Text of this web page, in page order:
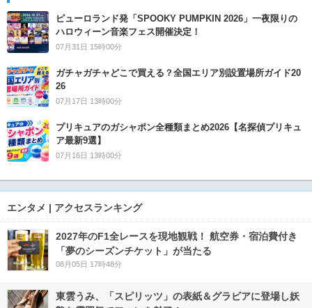
ピューロランド発「SPOOKY PUMPKIN 2026」一夜限りの
ハロウィーン音楽フェス開催決定！
07月31日 15時00分
ガチャガチャどこで買える？全国エリア別設置場所ガイド20
26
07月17日 13時00分
プリキュアのガシャポン全種類まとめ2026【名探偵プリキュ
ア最新9選】
07月16日 13時00分
エンタメ | アクセスランキング
2027年のF1全レースを現地観戦！ 航空券・宿泊費付き
「夢のシーズンチケット」が当たる
08月05日 17時48分
東雲うみ、「スピリッツ」の表紙＆グラビアに登場し妖